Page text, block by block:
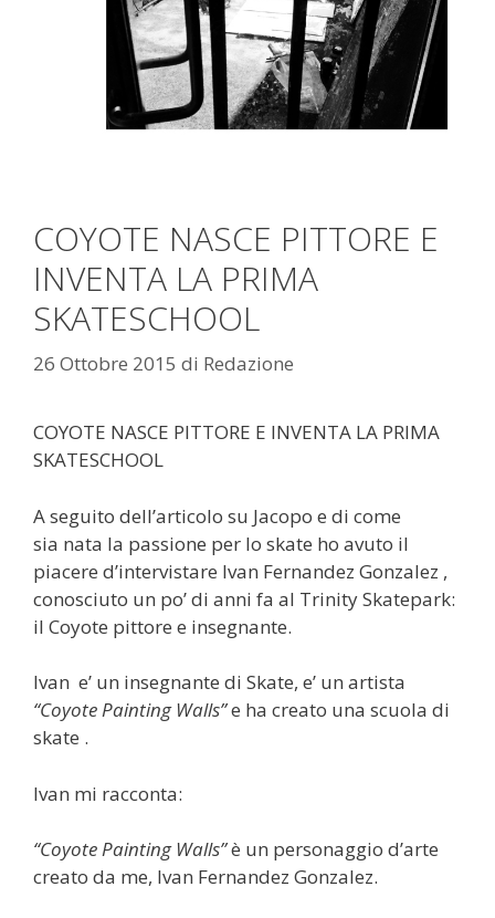
COYOTE NASCE PITTORE E
INVENTA LA PRIMA
SKATESCHOOL
26 Ottobre 2015 di Redazione
COYOTE NASCE PITTORE E INVENTA LA PRIMA
SKATESCHOOL
A seguito dell’articolo su Jacopo e di come
sia nata la passione per lo skate ho avuto il
piacere d’intervistare Ivan Fernandez Gonzalez ,
conosciuto un po’ di anni fa al Trinity Skatepark:
il Coyote pittore e insegnante.
Ivan e’ un insegnante di Skate, e’ un artista
“Coyote Painting Walls”e ha creato una scuola di
skate .
Ivan mi racconta:
“Coyote Painting Walls”è un personaggio d’arte
creato da me, Ivan Fernandez Gonzalez.